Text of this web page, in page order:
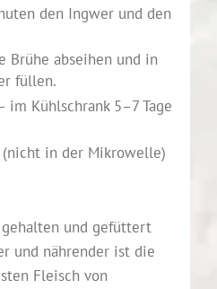
den Ingwer und den
Brühe abseihen und in
füllen.
Kühlschrank 5–7 Tage
(nicht in der Mikrowelle)
und gefüttert
und nährender ist die
Fleisch von